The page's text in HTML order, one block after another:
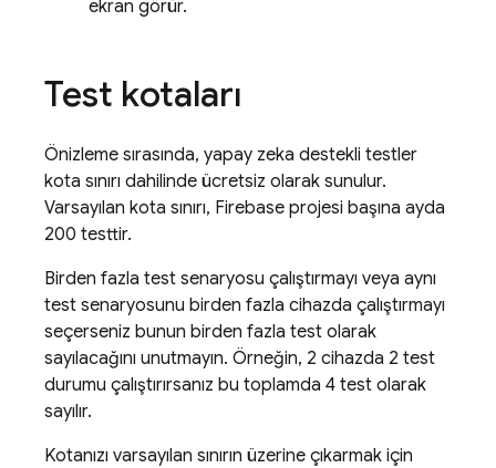
ekran görür.
Test kotaları
Önizleme sırasında, yapay zeka destekli testler
kota sınırı dahilinde ücretsiz olarak sunulur.
Varsayılan kota sınırı, Firebase projesi başına ayda
200 testtir.
Birden fazla test senaryosu çalıştırmayı veya aynı
test senaryosunu birden fazla cihazda çalıştırmayı
seçerseniz bunun birden fazla test olarak
sayılacağını unutmayın. Örneğin, 2 cihazda 2 test
durumu çalıştırırsanız bu toplamda 4 test olarak
sayılır.
Kotanızı varsayılan sınırın üzerine çıkarmak için